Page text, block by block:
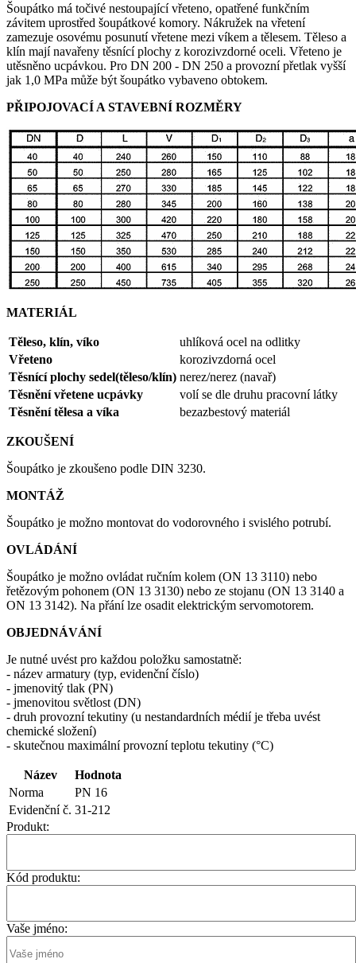
Šoupátko má točivé nestoupající vřeteno, opatřené funkčním
závitem uprostřed šoupátkové komory. Nákružek na vřetení
zamezuje osovému posunutí vřetene mezi víkem a tělesem. Těleso a
klín mají navařeny těsnící plochy z korozivzdorné oceli. Vřeteno je
utěsněno ucpávkou. Pro DN 200 - DN 250 a provozní přetlak vyšší
jak 1,0 MPa může být šoupátko vybaveno obtokem.
PŘIPOJOVACÍ A STAVEBNÍ ROZMĚRY
MATERIÁL
Těleso, klín, víko
uhlíková ocel na odlitky
Vřeteno
korozivzdorná ocel
Těsnící plochy sedel(těleso/klín) nerez/nerez (navař)
Těsnění vřetene ucpávky
volí se dle druhu pracovní látky
Těsnění tělesa a víka
bezazbestový materiál
ZKOUŠENÍ
Šoupátko je zkoušeno podle DIN 3230.
MONTÁŽ
Šoupátko je možno montovat do vodorovného i svislého potrubí.
OVLÁDÁNÍ
Šoupátko je možno ovládat ručním kolem (ON 13 3110) nebo
řetězovým pohonem (ON 13 3130) nebo ze stojanu (ON 13 3140 a
ON 13 3142). Na přání lze osadit elektrickým servomotorem.
OBJEDNÁVÁNÍ
Je nutné uvést pro každou položku samostatně:
- název armatury (typ, evidenční číslo)
- jmenovitý tlak (PN)
- jmenovitou světlost (DN)
- druh provozní tekutiny (u nestandardních médií je třeba uvést
chemické složení)
- skutečnou maximální provozní teplotu tekutiny (°C)
Název
Hodnota
Norma
PN 16
Evidenční č. 31-212
Produkt:
Kód produktu:
Vaše jméno: